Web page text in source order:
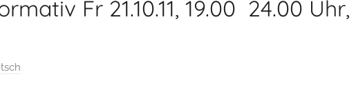
Fr 21.10.11, 19.00  24.00 Uhr,